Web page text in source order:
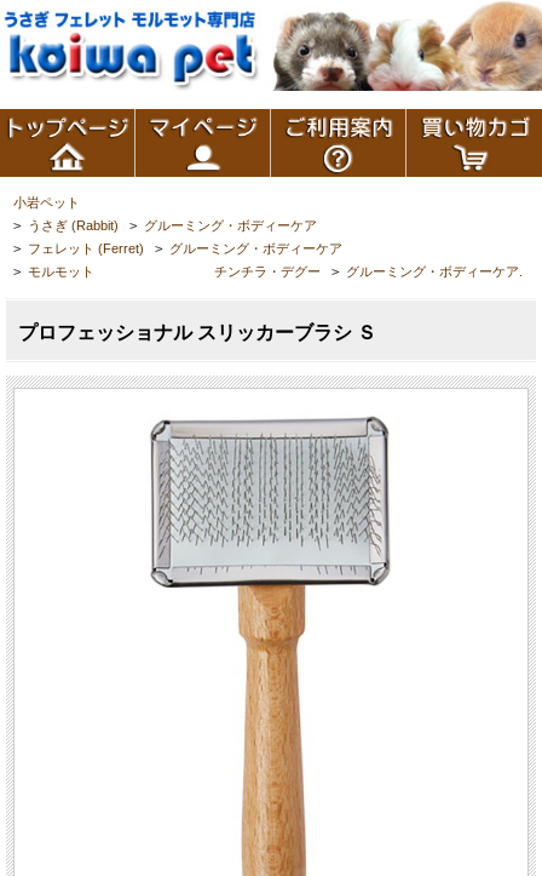
小岩ペット
> うさぎ (Rabbit) > グルーミング・ボディーケア
> フェレット (Ferret) > グルーミング・ボディーケア
> モルモット チンチラ・デグー > グルーミング・ボディーケア.
プロフェッショナル スリッカーブラシ Ｓ